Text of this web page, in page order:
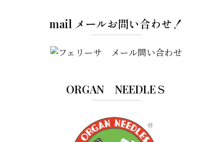
mail メールお問い合わせ！
ORGAN NEEDLEＳ